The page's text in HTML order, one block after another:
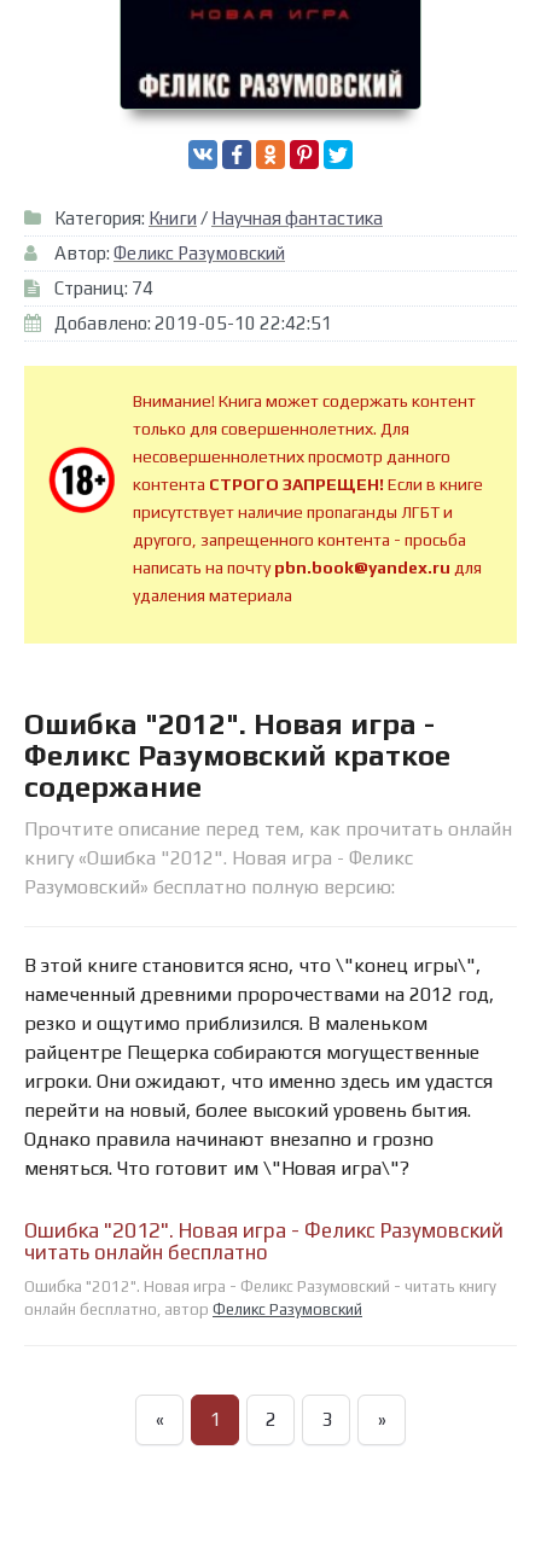
Категория: Книги / Научная фантастика
Автор: Феликс Разумовский
Страниц: 74
Добавлено: 2019-05-10 22:42:51
Внимание! Книга может содержать контент
только для совершеннолетних. Для
несовершеннолетних просмотр данного
контента СТРОГО ЗАПРЕЩЕН!Если в книге
присутствует наличие пропаганды ЛГБТ и
другого, запрещенного контента - просьба
написать на почтуpbn.book@yandex.ru для
удаления материала
Ошибка "2012". Новая игра -
Феликс Разумовский краткое
содержание
Прочтите описание перед тем, как прочитать онлайн
книгу «Ошибка "2012". Новая игра - Феликс
Разумовский» бесплатно полную версию:
В этой книге становится ясно, что \"конец игры\",
намеченный древними пророчествами на 2012 год,
резко и ощутимо приблизился. В маленьком
райцентре Пещерка собираются могущественные
игроки. Они ожидают, что именно здесь им удастся
перейти на новый, более высокий уровень бытия.
Однако правила начинают внезапно и грозно
меняться. Что готовит им \"Новая игра\"?
Ошибка "2012". Новая игра - Феликс Разумовский
читать онлайн бесплатно
Ошибка "2012". Новая игра - Феликс Разумовский - читать книгу
онлайн бесплатно, автор Феликс Разумовский
« 1 2 3 »